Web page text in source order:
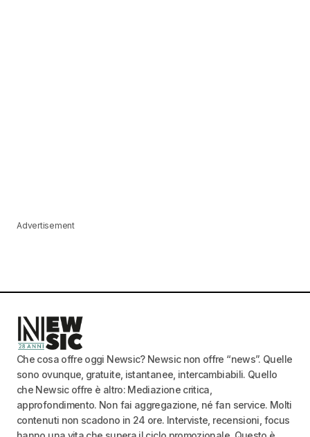
Advertisement
Che cosa offre oggi Newsic? Newsic non offre “news”. Quelle
sono ovunque, gratuite, istantanee, intercambiabili. Quello
che Newsic offre è altro: Mediazione critica,
approfondimento. Non fai aggregazione, né fan service. Molti
contenuti non scadono in 24 ore. Interviste, recensioni, focus